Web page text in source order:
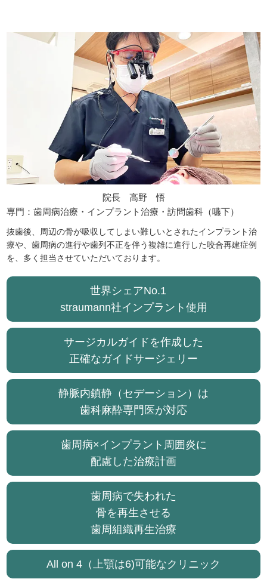
世界シェアNo.1
straumann社インプラント使用
サージカルガイドを作成した
正確なガイドサージェリー
静脈内鎮静（セデーション）は
歯科麻酔専門医が対応
歯周病×インプラント周囲炎に
配慮した治療計画
歯周病で失われた
骨を再生させる
歯周組織再生治療
All on 4（上顎は6)可能なクリニック
院長 高野 悟
専門：歯周病治療・インプラント治療・訪問歯科（嚥下）
抜歯後、周辺の骨が吸収してしまい難しいとされたインプラント治
療や、歯周病の進行や歯列不正を伴う複雑に進行した咬合再建症例
を、多く担当させていただいております。